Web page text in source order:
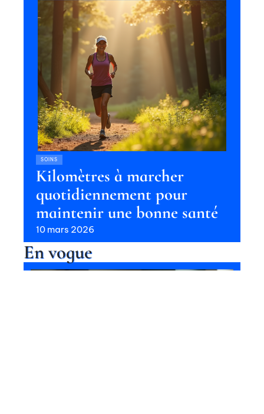
SOINS
Kilomètres à marcher
quotidiennement pour
maintenir une bonne santé
10 mars 2026
En vogue